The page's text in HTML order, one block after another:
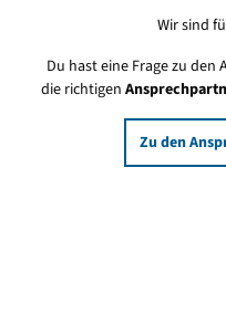
Wir sind
Du hast eine Frage zu
die richtigen
Zu den